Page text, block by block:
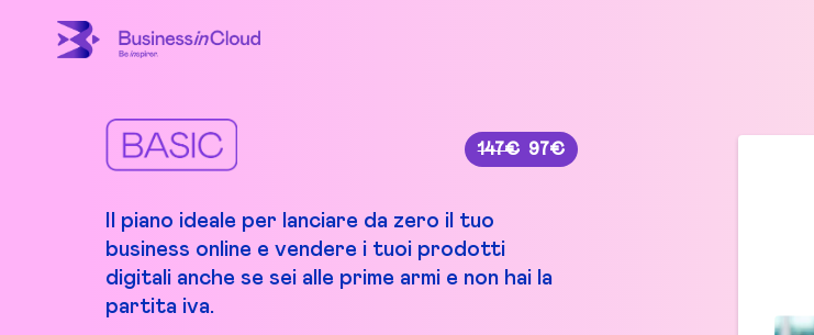
147€97€
Il piano ideale per lanciare da zero il tuo
business online e vendere i tuoi prodotti
digitali anche se sei alle prime armi e non hai la
partita iva.